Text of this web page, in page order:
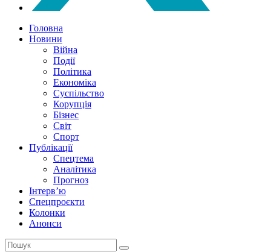
Головна
Новини
Війна
Події
Політика
Економіка
Суспільство
Корупція
Бізнес
Світ
Спорт
Публікації
Спецтема
Аналітика
Прогноз
Інтерв’ю
Спецпроєкти
Колонки
Анонси